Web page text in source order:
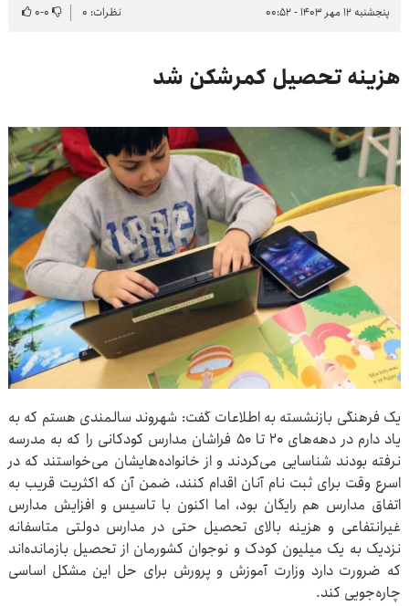
پنجشنبه ۱۲ مهر ۱۴۰۳ - ۰۰:۵۲
نظرات: ۰ ۰-۰
هزینه تحصیل کمرشکن شد
یک فرهنگی بازنشسته به اطلاعات گفت: شهروند سالمندی هستم که به
یاد دارم در دهه‌های ۲۰ تا ۵۰ فراشان مدارس کودکانی را که به مدرسه
نرفته‌ بودند شناسایی می‌کردند و از خانواده‌هایشان می‌خواستند که در
اسرع وقت برای ثبت نام آنان اقدام کنند، ضمن آن که اکثریت قریب به
اتفاق مدارس هم رایگان بود، اما اکنون با تاسیس و افزایش مدارس
غیرانتفاعی و هزینه‌ بالای تحصیل حتی در مدارس دولتی متاسفانه
نزدیک به یک میلیون کودک و نوجوان کشورمان از تحصیل بازمانده‌اند
که ضرورت دارد وزارت آموزش و پرورش برای حل این مشکل اساسی
چاره‌جویی کند.